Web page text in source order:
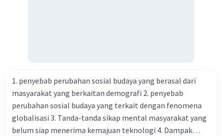
department by
Monday, May 20th
Individual events are also available for
those who prefer to compete solo.
Additional Information:
1. penyebab perubahan sosial budaya yang berasal dari
masyarakat yang berkaitan demografi 2. penyebab
perubahan sosial budaya yang terkait dengan fenomena
globalisasi 3. Tanda-tanda sikap mental masyarakat yang
belum siap menerima kemajuan teknologi 4. Dampak